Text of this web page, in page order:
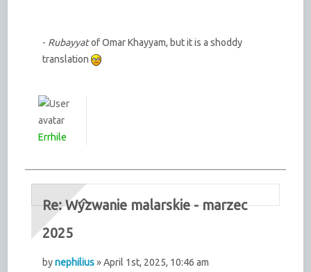
- Rubayyatof Omar Khayyam, but it is a shoddy
translation
Errhile
Re: Wyzwanie malarskie - marzec
2025
bynephilius» April 1st, 2025, 10:46 am